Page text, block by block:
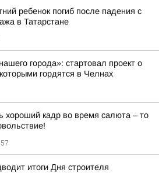
ребенок погиб после падения с
в Татарстане
города»: стартовал проект о
гордятся в Челнах
хороший кадр во время салюта – то
итоги Дня строителя